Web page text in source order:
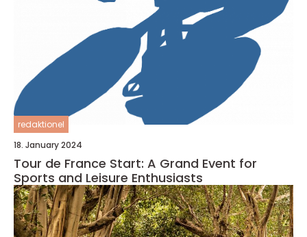
redaktionel
18. January 2024
Tour de France Start: A Grand Event for
Sports and Leisure Enthusiasts